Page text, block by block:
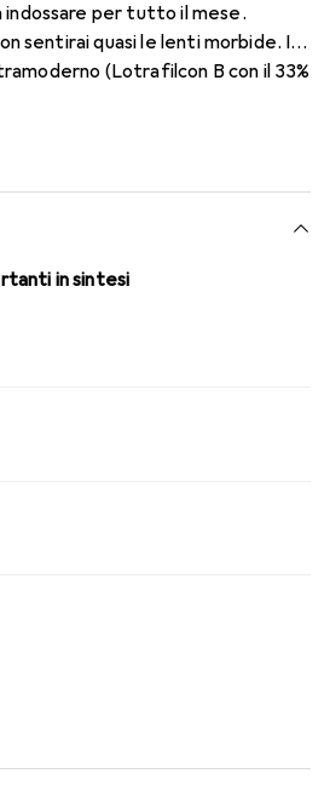
indossare per tutto il mese.
sentirai quasi le lenti morbide. Il
(Lotrafilcon B con il 33%
e la nota tecnologia
Comfort e assenza di fastidi per
lenti mensili.
in sintesi